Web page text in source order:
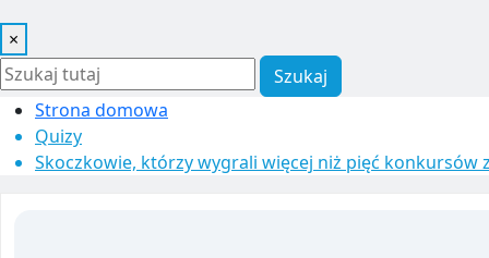
×
Szukaj
Strona domowa
Quizy
Skoczkowie, którzy wygrali więcej niż pięć konkursów